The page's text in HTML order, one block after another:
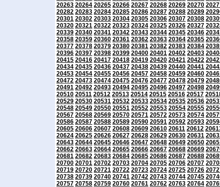
20263 20264 20265 20266 20267 20268 20269 20270
20282 20283 20284 20285 20286 20287 20288 20289
20301 20302 20303 20304 20305 20306 20307 20308
20320 20321 20322 20323 20324 20325 20326 20327
20339 20340 20341 20342 20343 20344 20345 20346
20358 20359 20360 20361 20362 20363 20364 20365
20377 20378 20379 20380 20381 20382 20383 20384
20396 20397 20398 20399 20400 20401 20402 20403
20415 20416 20417 20418 20419 20420 20421 20422
20434 20435 20436 20437 20438 20439 20440 20441
20453 20454 20455 20456 20457 20458 20459 20460
20472 20473 20474 20475 20476 20477 20478 20479
20491 20492 20493 20494 20495 20496 20497 20498
20510 20511 20512 20513 20514 20515 20516 20517
20529 20530 20531 20532 20533 20534 20535 20536
20548 20549 20550 20551 20552 20553 20554 20555
20567 20568 20569 20570 20571 20572 20573 20574
20586 20587 20588 20589 20590 20591 20592 20593
20605 20606 20607 20608 20609 20610 20611 20612
20624 20625 20626 20627 20628 20629 20630 20631
20643 20644 20645 20646 20647 20648 20649 20650
20662 20663 20664 20665 20666 20667 20668 20669
20681 20682 20683 20684 20685 20686 20687 20688
20700 20701 20702 20703 20704 20705 20706 20707
20719 20720 20721 20722 20723 20724 20725 20726
20738 20739 20740 20741 20742 20743 20744 20745
20757 20758 20759 20760 20761 20762 20763 20764